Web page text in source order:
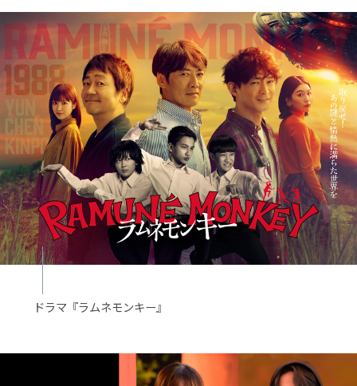
ドラマ『ラムネモンキー』